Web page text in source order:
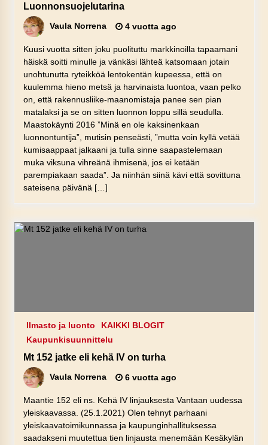
Luonnonsuojelutarina
Vaula Norrena 4 vuotta ago
Kuusi vuotta sitten joku puolituttu markkinoilla tapaamani
häiskä soitti minulle ja vänkäsi lähteä katsomaan jotain
unohtunutta ryteikköä lentokentän kupeessa, että on
kuulemma hieno metsä ja harvinaista luontoa, vaan pelko
on, että rakennusliike-maanomistaja panee sen pian
matalaksi ja se on sitten luonnon loppu sillä seudulla.
Maastokäynti 2016 ”Minä en ole kaksinenkaan
luonnontuntija”, mutisin penseästi, ”mutta voin kyllä vetää
kumisaappaat jalkaani ja tulla sinne saapastelemaan
muka viksuna vihreänä ihmisenä, jos ei ketään
parempiakaan saada”. Ja niinhän siinä kävi että sovittuna
sateisena päivänä […]
Ilmasto ja luonto
KAIKKI BLOGIT
Kaupunkisuunnittelu
Mt 152 jatke eli kehä IV on turha
Vaula Norrena 6 vuotta ago
Maantie 152 eli ns. Kehä IV linjauksesta Vantaan uudessa
yleiskaavassa. (25.1.2021) Olen tehnyt parhaani
yleiskaavatoimikunnassa ja kaupunginhallituksessa
saadakseni muutettua tien linjausta menemään Kesäkylän